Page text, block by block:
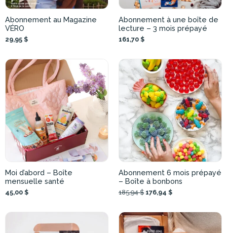
Abonnement au Magazine
VÉRO
29,95 $
Abonnement à une boîte de
lecture – 3 mois prépayé
161,70 $
Moi d’abord – Boîte
mensuelle santé
45,00 $
Abonnement 6 mois prépayé
– Boîte à bonbons
185,94 $ 176,94 $